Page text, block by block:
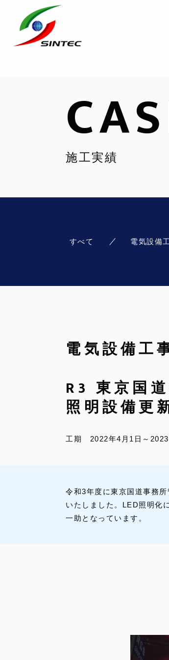
施工実績
すべて 電気設備
電気設備工
R3 東京国
照明設備更
工期 2022年4月1日～2023
令和3年度に東京国道事務
いたしました。LED照明化
一助となっています。